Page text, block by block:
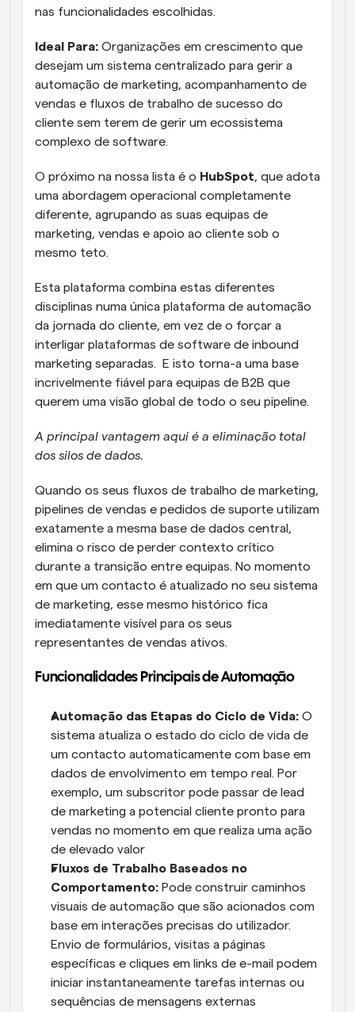
nas funcionalidades escolhidas.
Ideal Para: Organizações em crescimento que
desejam um sistema centralizado para gerir a
automação de marketing, acompanhamento de
vendas e fluxos de trabalho de sucesso do
cliente sem terem de gerir um ecossistema
complexo de software.
O próximo na nossa lista é o HubSpot, que adota
uma abordagem operacional completamente
diferente, agrupando as suas equipas de
marketing, vendas e apoio ao cliente sob o
mesmo teto.
Esta plataforma combina estas diferentes
disciplinas numa única plataforma de automação
da jornada do cliente, em vez de o forçar a
interligar plataformas de software de inbound
marketing separadas.  E isto torna-a uma base
incrivelmente fiável para equipas de B2B que
querem uma visão global de todo o seu pipeline.
A principal vantagem aqui é a eliminação total
dos silos de dados.
Quando os seus fluxos de trabalho de marketing,
pipelines de vendas e pedidos de suporte utilizam
exatamente a mesma base de dados central,
elimina o risco de perder contexto crítico
durante a transição entre equipas. No momento
em que um contacto é atualizado no seu sistema
de marketing, esse mesmo histórico fica
imediatamente visível para os seus
representantes de vendas ativos.
Funcionalidades Principais de Automação
Automação das Etapas do Ciclo de Vida: O
sistema atualiza o estado do ciclo de vida de
um contacto automaticamente com base em
dados de envolvimento em tempo real. Por
exemplo, um subscritor pode passar de lead
de marketing a potencial cliente pronto para
vendas no momento em que realiza uma ação
de elevado valor
Fluxos de Trabalho Baseados no
Comportamento: Pode construir caminhos
visuais de automação que são acionados com
base em interações precisas do utilizador.
Envio de formulários, visitas a páginas
específicas e cliques em links de e-mail podem
iniciar instantaneamente tarefas internas ou
sequências de mensagens externas